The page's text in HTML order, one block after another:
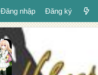
Đăng nhập Đăng ký